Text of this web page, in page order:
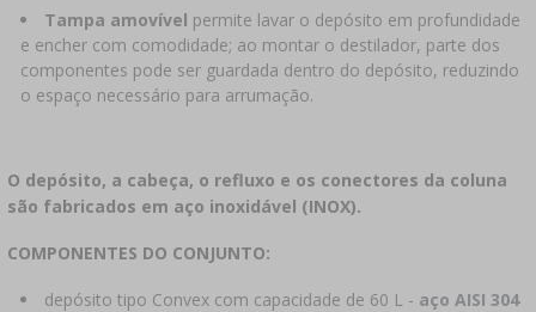
Tampa amovível permite lavar o depósito em profundidade
e encher com comodidade; ao montar o destilador, parte dos
componentes pode ser guardada dentro do depósito, reduzindo
o espaço necessário para arrumação.
O depósito, a cabeça, o refluxo e os conectores da coluna
são fabricados em aço inoxidável (INOX).
COMPONENTES DO CONJUNTO:
depósito tipo Convex com capacidade de 60 L - aço AISI 304